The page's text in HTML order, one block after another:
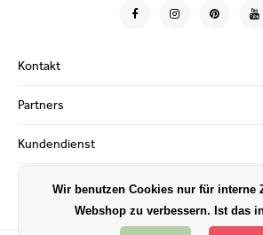
Kontakt
Partners
Kundendienst
Mein KontoWir benutzen Cookies nur für interne
Webshop zu verbessern. Ist das